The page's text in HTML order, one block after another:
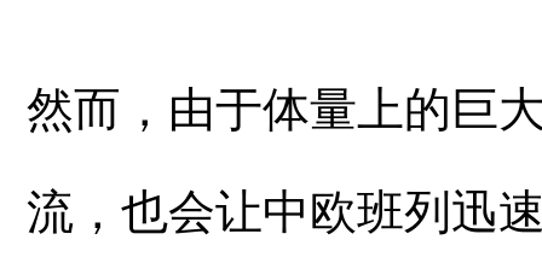
然而，由于体量上的巨
流，也会让中欧班列迅